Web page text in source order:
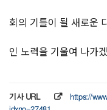
회의 기틀이 될 새로운
인 노력을 기울여 나가
기사 URL
https://